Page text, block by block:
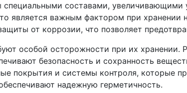
специальными составами,
является важным фактором при
от коррозии, что позволяет
особой осторожности при их
безопасность и сохранность
покрытия и системы контроля, которые
надежную герметичность.